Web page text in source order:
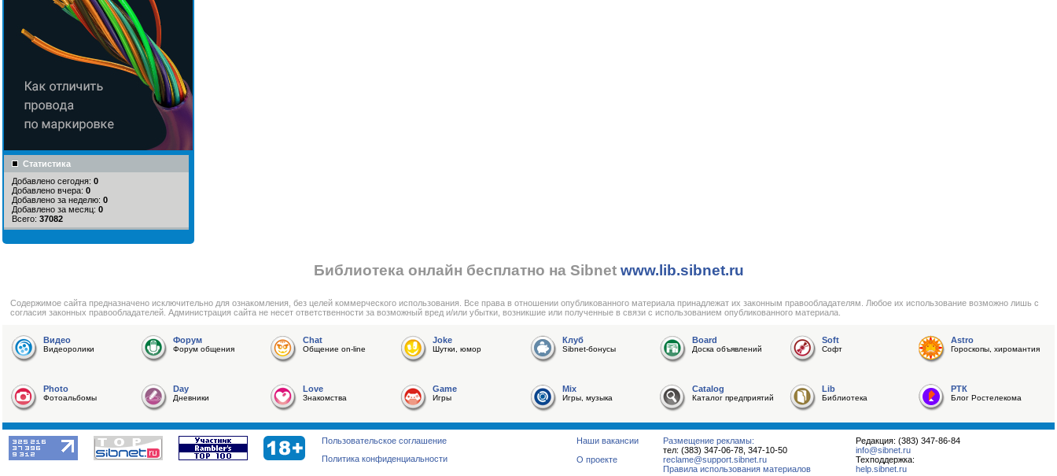
Статистика
Добавлено сегодня: 0
Добавлено вчера: 0
Добавлено за неделю: 0
Добавлено за месяц: 0
Всего: 37082
Библиотека онлайн бесплатно на Sibnet www.lib.sibnet.ru
Cодержимое сайта предназначено исключительно для ознакомления, без целей коммерческого использования. Все права в отношении опубликованного материала принадлежат их законным правообладателям. Любое их использование возможно лишь с
согласия законных правообладателей. Администрация сайта не несет ответственности за возможный вред и/или убытки, возникшие или полученные в связи с использованием опубликованного материала.
Видео
Видеоролики
Форум
Форум общения
Chat
Общение on-line
Joke
Шутки, юмор
Клуб
Sibnet-бонусы
Board
Доска объявлений
Soft
Софт
Astro
Гороскопы, хиромантия
Photo
Фотоальбомы
Day
Дневники
Love
Знакомства
Game
Игры
Mix
Игры, музыка
Catalog
Каталог предприятий
Lib
Библиотека
РТК
Блог Ростелекома
Редакция: (383) 347-86-84
info@sibnet.ru
Техподдержка:
help.sibnet.ru
Размещение рекламы:
тел: (383) 347-06-78, 347-10-50
reclame@support.sibnet.ru
Правила использования материалов
Наши вакансии
О проекте
Пользовательское соглашение
Политика конфиденциальности